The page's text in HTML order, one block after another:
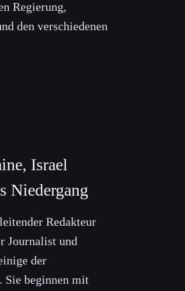
Regierung,
den verschiedenen
Israel
Niedergang
Redakteur
Journalist und
der
Sie beginnen mit